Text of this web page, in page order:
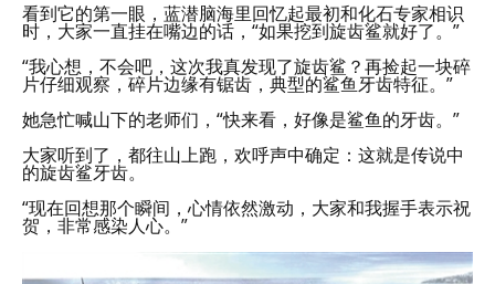
看到它的第一眼，蓝潜脑海里回忆起最初和化石专家相识
时，大家一直挂在嘴边的话，“如果挖到旋齿鲨就好了。”
“我心想，不会吧，这次我真发现了旋齿鲨？再捡起一块碎
片仔细观察，碎片边缘有锯齿，典型的鲨鱼牙齿特征。”
她急忙喊山下的老师们，“快来看，好像是鲨鱼的牙齿。”
大家听到了，都往山上跑，欢呼声中确定：这就是传说中
的旋齿鲨牙齿。
“现在回想那个瞬间，心情依然激动，大家和我握手表示祝
贺，非常感染人心。”